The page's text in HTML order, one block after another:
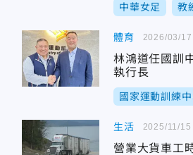
中華女足 教
體育
林鴻道任國訓
執行長
國家運動訓練
2026/03/
生活
營業大貨車工
2025/11/